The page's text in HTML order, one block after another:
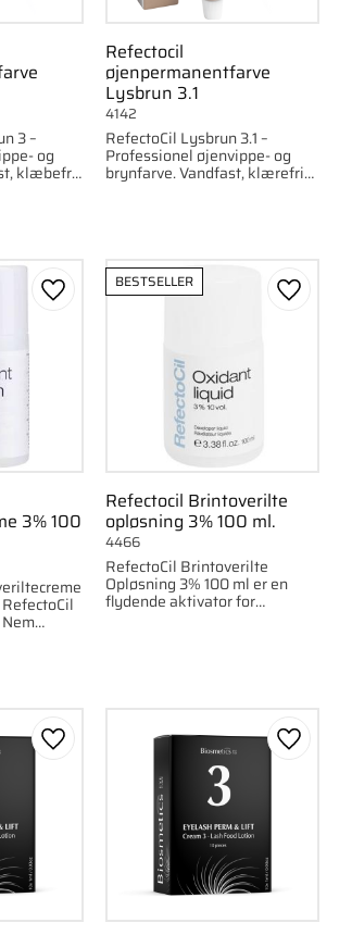
3 –
og
klæbefri
Refectocil
øjenpermanentfarve
Lysbrun 3.1
RefectoCil Lysbrun 3.1 –
Professionel øjenvippe- og
brynfarve. Vandfast, klærefri
4142
3% 100
Gem som favorit
Refectocil Brintoverilte
opløsning 3% 100 ml.
RefectoCil Brintoverilte
Opløsning 3% 100 ml er en
flydende aktivator for
4466
BESTSELLER
Gem
Gem som favorit Gem